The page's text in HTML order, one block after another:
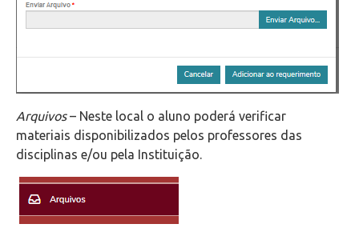
Arquivos– Neste local o aluno poderá verificar
materiais disponibilizados pelos professores das
disciplinas e/ou pela Instituição.